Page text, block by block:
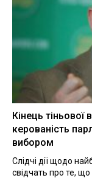
Кінець тіньової
керованість
вибором
Слідчі дії щодо
свідчать про те,